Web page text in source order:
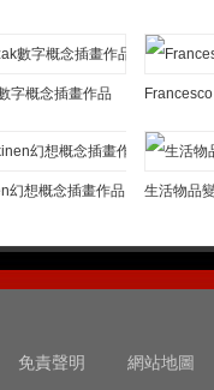
字概念插畫作品
幻想概念插畫作品
免責聲明 網站地圖